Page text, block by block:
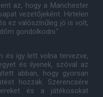
az, hogy a Manchester
vezetőjeként. Hirtelen
ez valószínűleg jó is volt,
gondolkodni."
és így lett volna tervezve,
és ilyenek, szóval az
abban, hogy gyorsan
hozzak. Szerencsére
és a játékosokat